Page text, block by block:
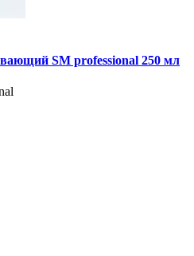
SM professional 250 мл